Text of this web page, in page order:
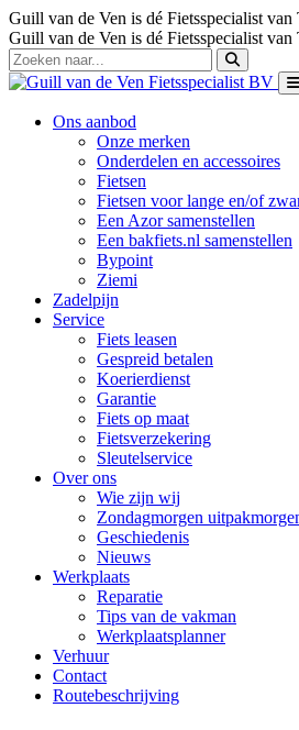
Guill van de Ven is dé Fietsspecialist
Guill van de Ven is dé Fietsspecialist
Ons aanbod
Onze merken
Onderdelen en accessoires
Fietsen
Fietsen voor lange en/of
Een Azor samenstellen
Een bakfiets.nl samenstellen
Bypoint
Ziemi
Zadelpijn
Service
Fiets leasen
Gespreid betalen
Koerierdienst
Garantie
Fiets op maat
Fietsverzekering
Sleutelservice
Over ons
Wie zijn wij
Zondagmorgen
Geschiedenis
Nieuws
Werkplaats
Reparatie
Tips van de vakman
Werkplaatsplanner
Verhuur
Contact
Routebeschrijving